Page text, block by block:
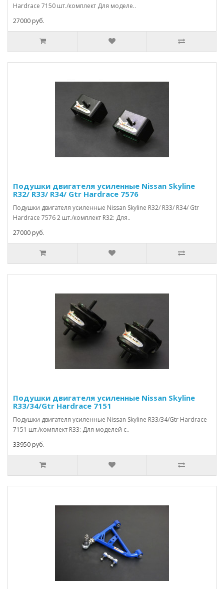
Hardrace 7150 шт./комплект Для моделе..
27000 руб.
Подушки двигателя усиленные Nissan Skyline
R32/ R33/ R34/ Gtr Hardrace 7576
Подушки двигателя усиленные Nissan Skyline R32/ R33/ R34/ Gtr
Hardrace 7576 2 шт./комплект R32: Для..
27000 руб.
Подушки двигателя усиленные Nissan Skyline
R33/34/Gtr Hardrace 7151
Подушки двигателя усиленные Nissan Skyline R33/34/Gtr Hardrace
7151 шт./комплект R33: Для моделей с..
33950 руб.